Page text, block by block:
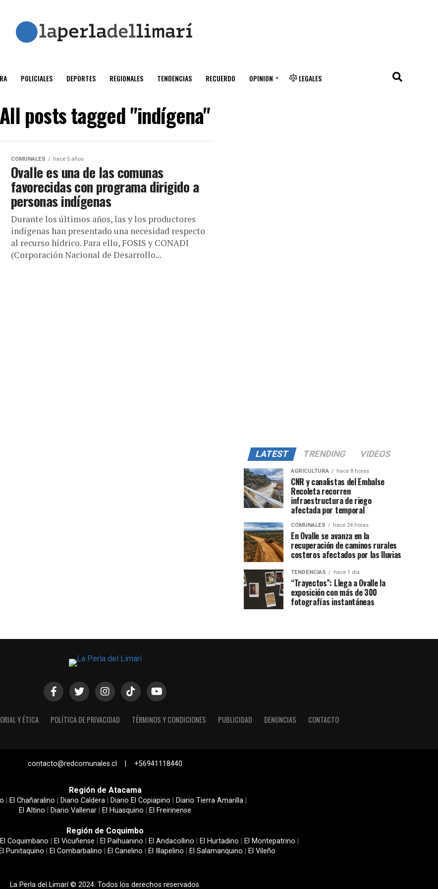
POLICIALES DEPORTES REGIONALES TENDENCIAS RECUERDO OPINION LEGALES
All posts tagged "indígena"
COMUNALES hace 5 años
Ovalle es una de las comunas
favorecidas con programa dirigido a
personas indígenas
Durante los últimos años, las y los productores
indígenas han presentado una necesidad respecto
al recurso hídrico. Para ello, FOSIS y CONADI
(Corporación Nacional de Desarrollo...
LATEST TRENDING VIDEOS
AGRICULTURA hace 8 horas
CNR y canalistas del Embalse
Recoleta recorren
infraestructura de riego
afectada por temporal
COMUNALES hace 24 horas
En Ovalle se avanza en la
recuperación de caminos rurales
costeros afectados por las lluvias
TENDENCIAS hace 1 día
“Trayectos”: Llega a Ovalle la
exposición con más de 300
fotografías instantáneas
Y ÉTICA POLÍTICA DE PRIVACIDAD TÉRMINOS Y CONDICIONES PUBLICIDAD DENUNCIAS CONTACTO
contacto@redcomunales.cl | +56941118440
Región de Atacama
El Chañaralino Diario Caldera Diario El Copiapino Diario Tierra Amarilla
El Altino
Diario Vallenar El Huasquino El Freirinense
Región de Coquimbo
El Coquimbano El Vicuñense El Paihuanino El Andacollino El Hurtadino El Montepatrino
El Punitaquino El Combarbalino El Canelino El Illapelino El Salamanquino El Vileño
La Perla del Limarí © 2024. Todos los derechos reservados.